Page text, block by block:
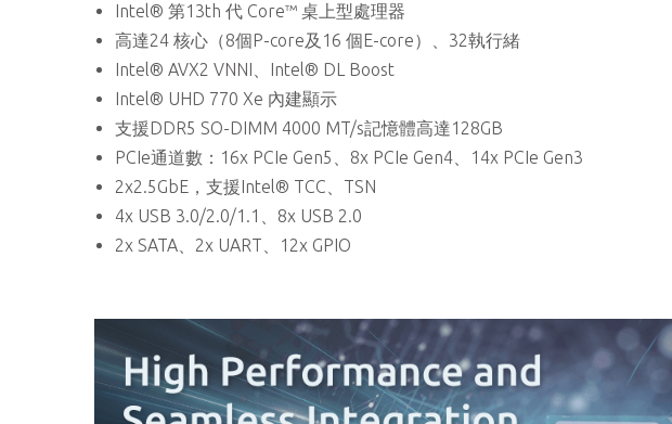
Intel® 第13th 代 Core™ 桌上型處理器
高達24 核心（8個P-core及16 個E-core）、32執行緒
Intel® AVX2 VNNI、Intel® DL Boost
Intel® UHD 770 Xe 內建顯示
支援DDR5 SO-DIMM 4000 MT/s記憶體高達128GB
PCIe通道數：16x PCIe Gen5、8x PCIe Gen4、14x PCIe Gen3
2x2.5GbE，支援Intel® TCC、TSN
4x USB 3.0/2.0/1.1、8x USB 2.0
2x SATA、2x UART、12x GPIO